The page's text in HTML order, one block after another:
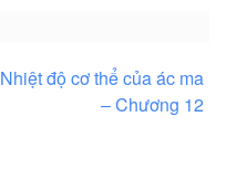
Nhiệt độ cơ thể của ác ma
– Chương 12